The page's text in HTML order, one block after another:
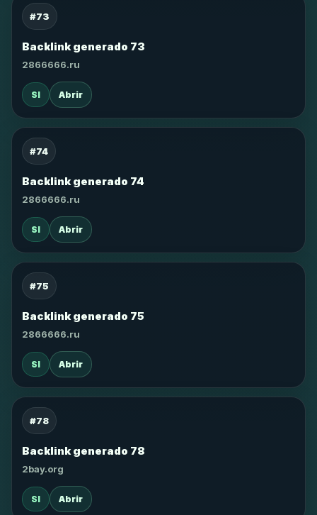
#73
Backlink generado 73
2866666.ru
SI Abrir
#74
Backlink generado 74
2866666.ru
SI Abrir
#75
Backlink generado 75
2866666.ru
SI Abrir
#78
Backlink generado 78
2bay.org
SI Abrir